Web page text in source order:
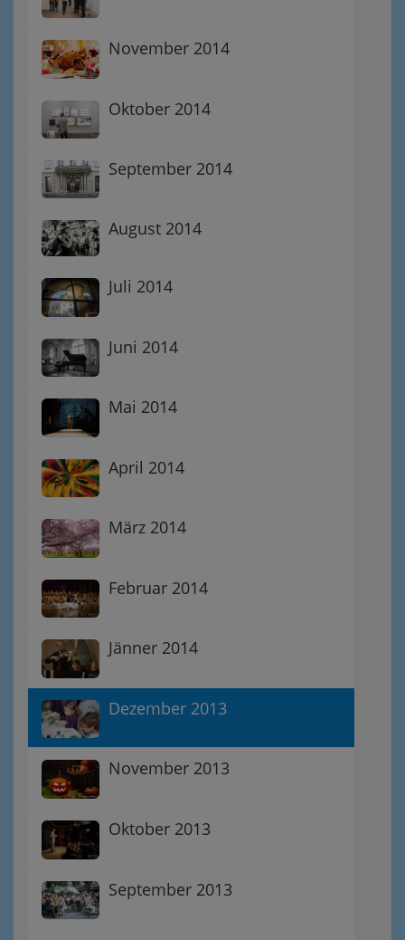
November 2014
Oktober 2014
September 2014
August 2014
Juli 2014
Juni 2014
Mai 2014
April 2014
März 2014
Februar 2014
Jänner 2014
Dezember 2013
November 2013
Oktober 2013
September 2013